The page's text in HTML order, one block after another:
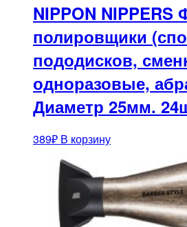
NIPPON
полировщики
пододисков,
одноразовые,
Диаметр 25мм.
389₽ В корзину